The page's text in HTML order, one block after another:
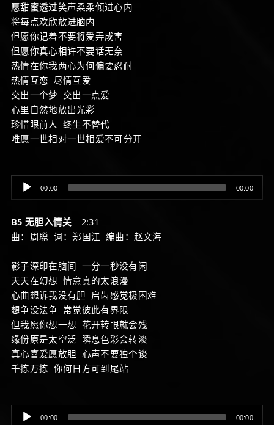
愿甜蜜透过笑声柔柔倾进心内
将每点欢欣放进脑内
但愿你记着不要将爱弄成害
但愿你真心相许不要话无奈
热情在你我两心为何偏要忍耐
热情互恋 尽情互爱
交出一个梦 交出一点爱
心里自然地放出光彩
珍惜眼前人 终生不替代
唯愿一世相对一世相爱不可分开
Audio
Player
00:00 00:00
B5 无胆入情关 2:31
曲：周聪 词：郑国江 编曲：赵文海
影子深印在脑间 一分一秒没有闲
天天在幻想 情意真的太浪漫
心曲想诉我没有胆 启齿感觉极困难
想争没法争 常觉彼此有界限
但我愿你想一想 花开转眼就会残
缘份原是太空泛 瞬息色彩会转淡
真心喜爱愿放胆 心声不要独个谈
千拣万拣 你何日方可到尾站
Audio
00:00 00:00